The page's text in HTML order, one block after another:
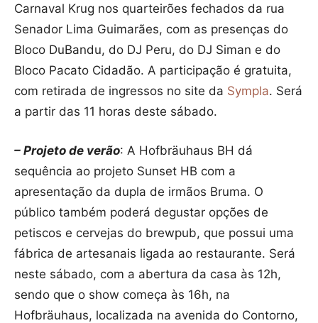
Carnaval Krug nos quarteirões fechados da rua
Senador Lima Guimarães, com as presenças do
Bloco DuBandu, do DJ Peru, do DJ Siman e do
Bloco Pacato Cidadão. A participação é gratuita,
com retirada de ingressos no site da Sympla. Será
a partir das 11 horas deste sábado.
– Projeto de verão: A Hofbräuhaus BH dá
sequência ao projeto Sunset HB com a
apresentação da dupla de irmãos Bruma. O
público também poderá degustar opções de
petiscos e cervejas do brewpub, que possui uma
fábrica de artesanais ligada ao restaurante. Será
neste sábado, com a abertura da casa às 12h,
sendo que o show começa às 16h, na
Hofbräuhaus, localizada na avenida do Contorno,